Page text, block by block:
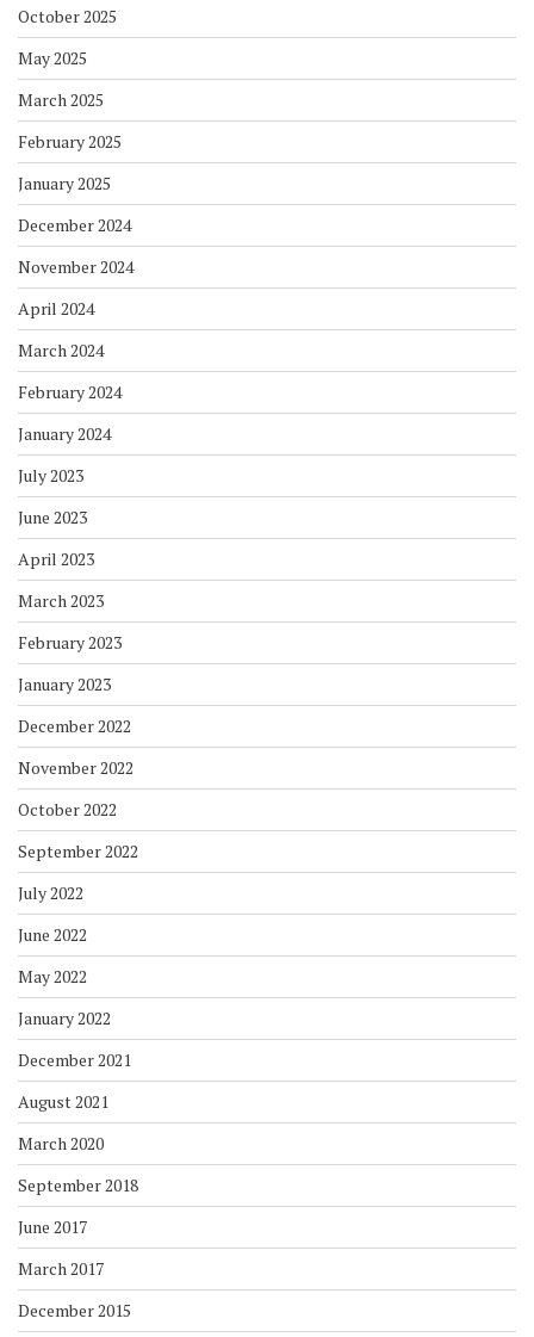
October 2025
May 2025
March 2025
February 2025
January 2025
December 2024
November 2024
April 2024
March 2024
February 2024
January 2024
July 2023
June 2023
April 2023
March 2023
February 2023
January 2023
December 2022
November 2022
October 2022
September 2022
July 2022
June 2022
May 2022
January 2022
December 2021
August 2021
March 2020
September 2018
June 2017
March 2017
December 2015